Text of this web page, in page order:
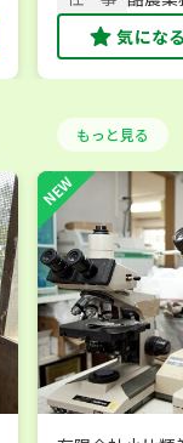
気にな
もっと見る